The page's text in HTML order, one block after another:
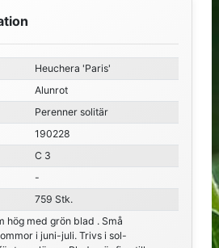
Heuchera 'Paris'
Alunrot
Perenner solitär
190228
C 3
-
759 Stk.
hög med grön blad . Små
i juni-juli. Trivs i sol-